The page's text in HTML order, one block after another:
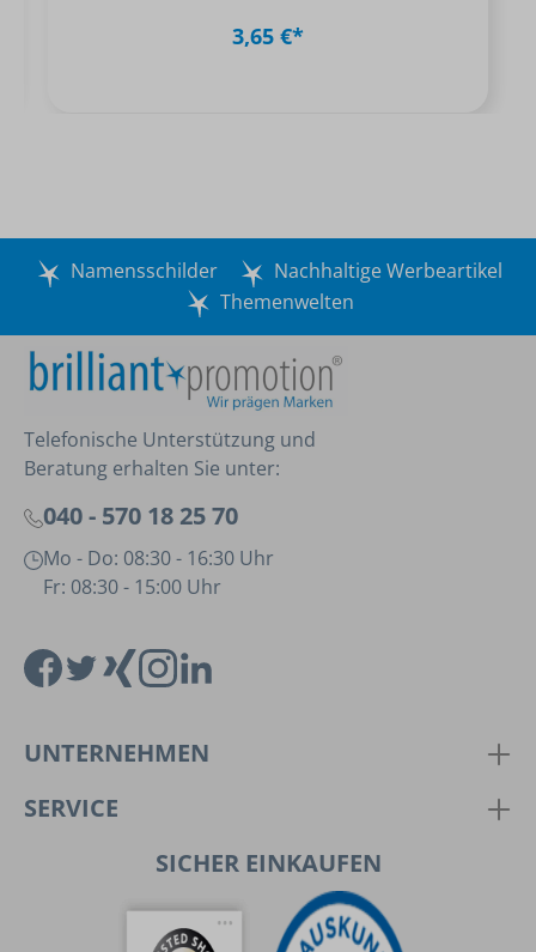
3,65 €*
Namensschilder
Nachhaltige Werbeartikel
Themenwelten
Telefonische Unterstützung und
Beratung erhalten Sie unter:
040 - 570 18 25 70
Mo - Do: 08:30 - 16:30 Uhr
Fr: 08:30 - 15:00 Uhr
UNTERNEHMEN
SERVICE
SICHER EINKAUFEN